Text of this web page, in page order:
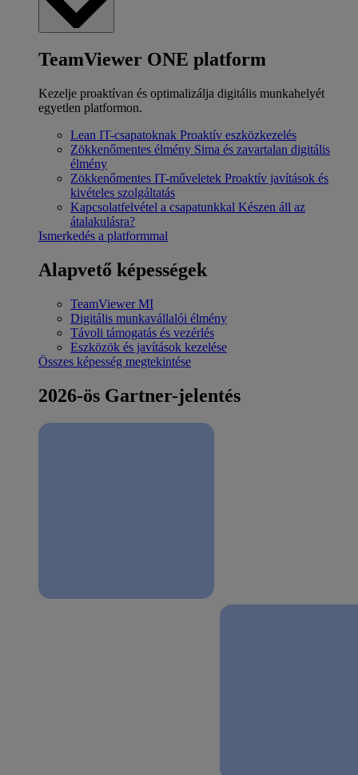
TeamViewer ONE platform
Kezelje proaktívan és optimalizálja digitális munkahelyét
egyetlen platformon.
Lean IT-csapatoknak Proaktív eszközkezelés
Zökkenőmentes élmény Sima és zavartalan digitális
élmény
Zökkenőmentes IT-műveletek Proaktív javítások és
kivételes szolgáltatás
Kapcsolatfelvétel a csapatunkkal Készen áll az
átalakulásra?
Ismerkedés a platformmal
Alapvető képességek
TeamViewer MI
Digitális munkavállalói élmény
Távoli támogatás és vezérlés
Eszközök és javítások kezelése
Összes képesség megtekintése
2026-ös Gartner-jelentés